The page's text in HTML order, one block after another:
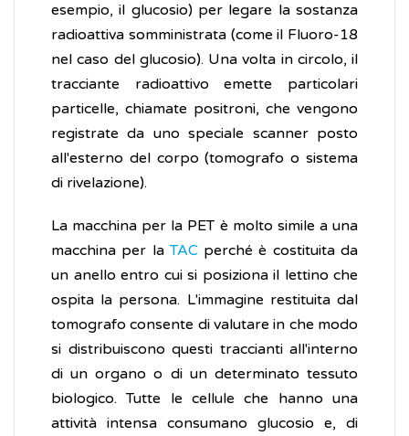
esempio, il glucosio) per legare la sostanza
radioattiva somministrata (come il Fluoro-18
nel caso del glucosio). Una volta in circolo, il
tracciante radioattivo emette particolari
particelle, chiamate positroni, che vengono
registrate da uno speciale scanner posto
all'esterno del corpo (tomografo o sistema
di rivelazione).
La macchina per la PET è molto simile a una
macchina per laTACperché è costituita da
un anello entro cui si posiziona il lettino che
ospita la persona. L'immagine restituita dal
tomografo consente di valutare in che modo
si distribuiscono questi traccianti all'interno
di un organo o di un determinato tessuto
biologico. Tutte le cellule che hanno una
attività intensa consumano glucosio e, di